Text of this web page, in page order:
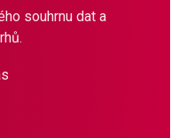
souhrnu dat a